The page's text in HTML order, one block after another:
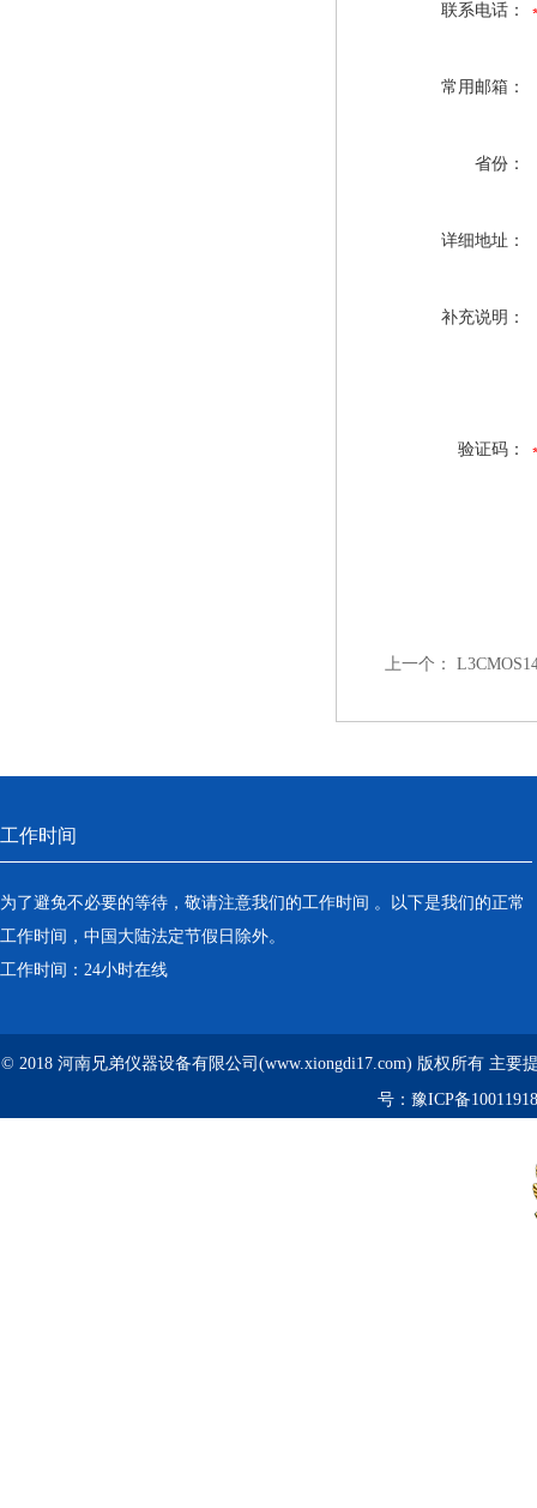
联系电话：
常用邮箱：
省份：
详细地址：
补充说明：
验证码：
上一个：
工作时间
为了避免不必要的等待，敬请注意我们的工作时间 。以下是我们的正常
工作时间，中国大陆法定节假日除外。
工作时间：24小时在线
© 2018 河南兄弟仪器设备有限公司(www.xiongdi17.com) 版权所有 主要
号： 豫ICP备